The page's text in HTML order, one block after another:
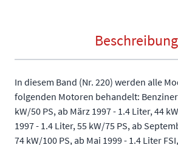
Beschreibung
In diesem Band (Nr. 220) werden alle
folgenden Motoren behandelt: Benziner
kW/50 PS, ab März 1997 - 1.4 Liter, 44
1997 - 1.4 Liter, 55 kW/75 PS, ab
74 kW/100 PS, ab Mai 1999 - 1.4 Liter